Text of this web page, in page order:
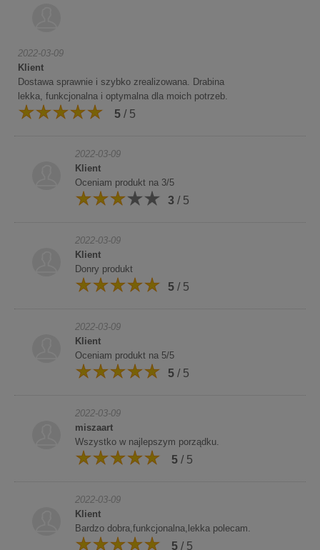
2022-03-09
Klient
Dostawa sprawnie i szybko zrealizowana. Drabina
lekka, funkcjonalna i optymalna dla moich potrzeb.
5 / 5
2022-03-09
Klient
Oceniam produkt na 3/5
3 / 5
2022-03-09
Klient
Donry produkt
5 / 5
2022-03-09
Klient
Oceniam produkt na 5/5
5 / 5
2022-03-09
miszaart
Wszystko w najlepszym porządku.
5 / 5
2022-03-09
Klient
Bardzo dobra,funkcjonalna,lekka polecam.
5 / 5